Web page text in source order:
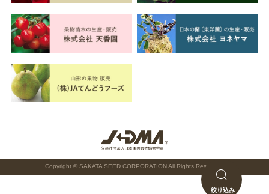
絞り込み
Copyright © SAKATA SEED CORPORATION All Rights Reserved.